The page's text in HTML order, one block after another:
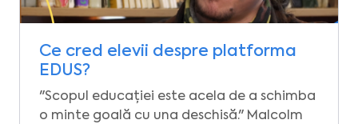
Ce cred elevii despre platforma
EDUS?
"Scopul educației este acela de a schimba
o minte goală cu una deschisă." Malcolm